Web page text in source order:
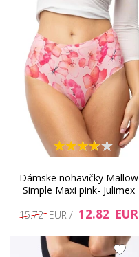
Dámske nohavičky Mallow
Simple Maxi pink- Julimex
15.72 EUR / 12.82 EUR